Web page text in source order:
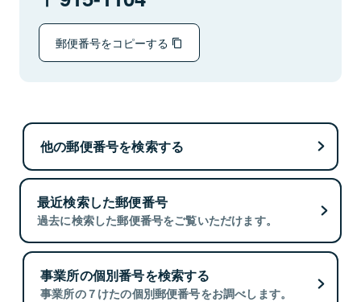
郵便番号をコピーする
他の郵便番号を検索する
最近検索した郵便番号
過去に検索した郵便番号をご覧いただけます。
事業所の個別番号を検索する
事業所の７けたの個別郵便番号をお調べします。